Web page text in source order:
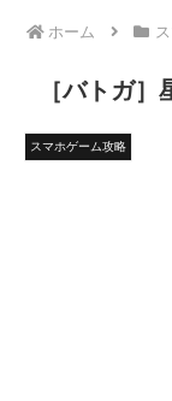
ホーム
［バトガ］
スマホゲーム攻略